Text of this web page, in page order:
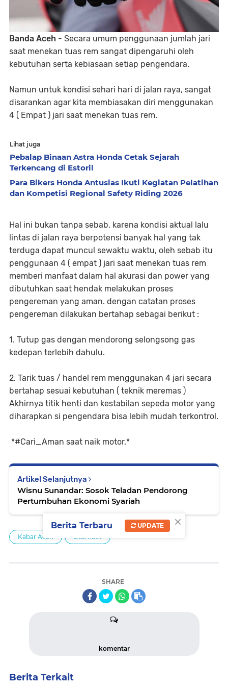
Banda Aceh - Secara umum penggunaan jumlah jari
saat menekan tuas rem sangat dipengaruhi oleh
kebutuhan serta kebiasaan setiap pengendara.
Namun untuk kondisi sehari hari di jalan raya, sangat
disarankan agar kita membiasakan diri menggunakan
4 ( Empat ) jari saat menekan tuas rem.
Lihat juga
Pebalap Binaan Astra Honda Cetak Sejarah
Terkencang di Estoril
Para Bikers Honda Antusias Ikuti Kegiatan Pelatihan
dan Kompetisi Regional Safety Riding 2026
Hal ini bukan tanpa sebab, karena kondisi aktual lalu
lintas di jalan raya berpotensi banyak hal yang tak
terduga dapat muncul sewaktu waktu, oleh sebab itu
penggunaan 4 ( empat ) jari saat menekan tuas rem
memberi manfaat dalam hal akurasi dan power yang
dibutuhkan saat hendak melakukan proses
pengereman yang aman. dengan catatan proses
pengereman dilakukan bertahap sebagai berikut :
1. Tutup gas dengan mendorong selongsong gas
kedepan terlebih dahulu.
2. Tarik tuas / handel rem menggunakan 4 jari secara
bertahap sesuai kebutuhan ( teknik meremas )
Akhirnya titik henti dan kestabilan sepeda motor yang
diharapkan si pengendara bisa lebih mudah terkontrol.
*#Cari_Aman saat naik motor.*
Artikel Selanjutnya
Wisnu Sunandar: Sosok Teladan Pendorong
Pertumbuhan Ekonomi Syariah
Kabar Aceh Otomotif
SHARE
komentar
Berita Terkait
×
Berita Terbaru UPDATE